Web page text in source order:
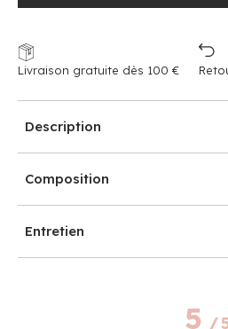
Livraison gratuite dès 100 €
Description
Composition
Entretien
5/